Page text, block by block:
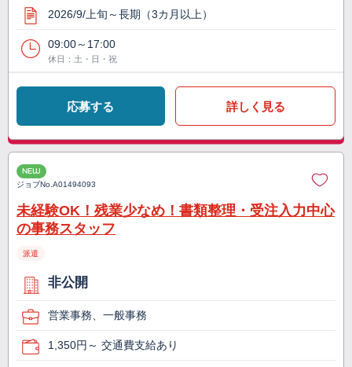
2026/9/上旬～長期（3カ月以上）
09:00～17:00
休日：土・日・祝
応募する 詳しく見る
NEW
ジョブNo.A01494093
未経験OK！残業少なめ！書類整理・受注入力中心
の事務スタッフ
派遣
非公開
営業事務、一般事務
1,350円～ 交通費支給あり